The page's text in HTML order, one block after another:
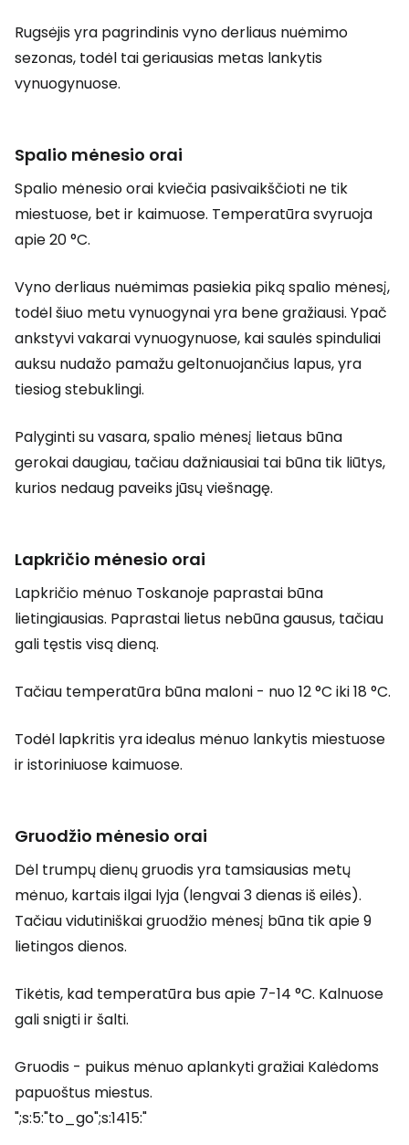
Rugsėjis yra pagrindinis vyno derliaus nuėmimo
sezonas, todėl tai geriausias metas lankytis
vynuogynuose.
Spalio mėnesio orai
Spalio mėnesio orai kviečia pasivaikščioti ne tik
miestuose, bet ir kaimuose. Temperatūra svyruoja
apie 20 °C.
Vyno derliaus nuėmimas pasiekia piką spalio mėnesį,
todėl šiuo metu vynuogynai yra bene gražiausi. Ypač
ankstyvi vakarai vynuogynuose, kai saulės spinduliai
auksu nudažo pamažu geltonuojančius lapus, yra
tiesiog stebuklingi.
Palyginti su vasara, spalio mėnesį lietaus būna
gerokai daugiau, tačiau dažniausiai tai būna tik liūtys,
kurios nedaug paveiks jūsų viešnagę.
Lapkričio mėnesio orai
Lapkričio mėnuo Toskanoje paprastai būna
lietingiausias. Paprastai lietus nebūna gausus, tačiau
gali tęstis visą dieną.
Tačiau temperatūra būna maloni - nuo 12 °C iki 18 °C.
Todėl lapkritis yra idealus mėnuo lankytis miestuose
ir istoriniuose kaimuose.
Gruodžio mėnesio orai
Dėl trumpų dienų gruodis yra tamsiausias metų
mėnuo, kartais ilgai lyja (lengvai 3 dienas iš eilės).
Tačiau vidutiniškai gruodžio mėnesį būna tik apie 9
lietingos dienos.
Tikėtis, kad temperatūra bus apie 7-14 °C. Kalnuose
gali snigti ir šalti.
Gruodis - puikus mėnuo aplankyti gražiai Kalėdoms
papuoštus miestus.
";s:5:"to_go";s:1415:"